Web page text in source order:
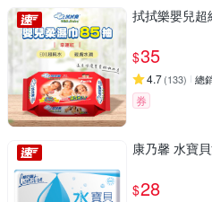
拭拭樂嬰兒
$35
4.7(133) 總
券
康乃馨 水寶
$28